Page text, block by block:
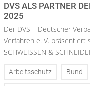
DVS ALS PARTNER
2025
Der DVS – Deutscher
Verfahren e. V. präsentiert
SCHWEISSEN &
Arbeitsschutz Bund